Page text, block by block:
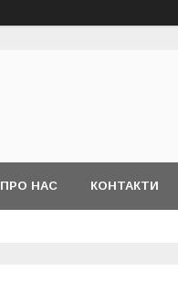
ПРО НАС КОНТАКТИ